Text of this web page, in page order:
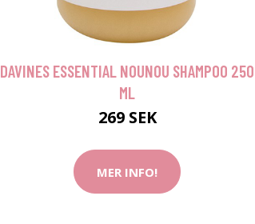
DAVINES ESSENTIAL NOUNOU SHAMPOO 250
ML
269 SEK
MER INFO!